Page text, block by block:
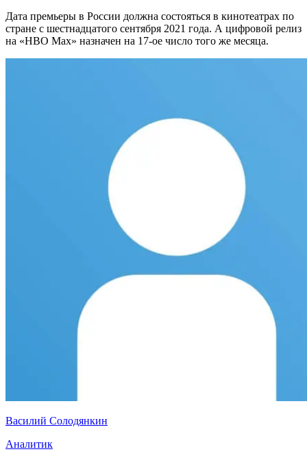
Дата премьеры в России должна состояться в кинотеатрах по
стране с шестнадцатого сентября 2021 года. А цифровой релиз
на «HBO Max» назначен на 17-ое число того же месяца.
Василий Солодянкин
Аналитик